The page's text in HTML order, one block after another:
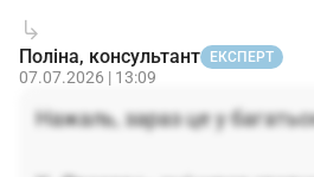
Поліна, консультант ЕКСПЕРТ
07.07.2026 | 13:09
Нажаль, зараз це у